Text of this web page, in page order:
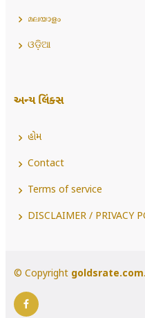
മലയാളം
ଓଡ଼ିଆ
અન્ય લિંક્સ
હોમ
Contact
Terms of service
DISCLAIMER / PRIVACY
© Copyright goldsrate.com